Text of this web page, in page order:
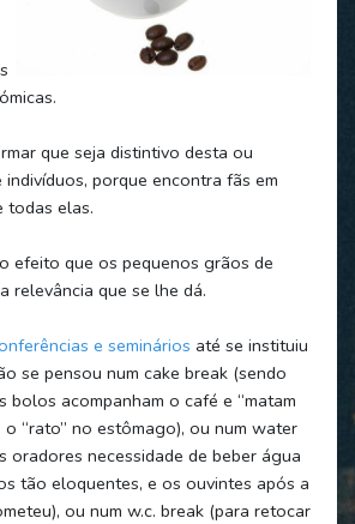
que seja distintivo desta ou
porque encontra fãs em
todas elas.
efeito que os pequenos grãos de
relevância que se lhe dá.
e seminários até se instituiu
se pensou num cake break (sendo
bolos acompanham o café e “matam
o “rato” no estômago), ou num water
oradores necessidade de beber água
tão eloquentes, e os ouvintes após a
ou num w.c. break (para retocar